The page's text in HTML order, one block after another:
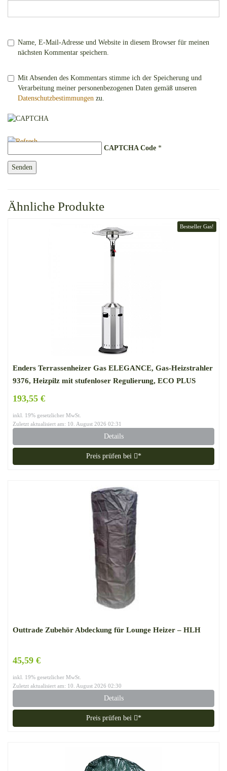
Name, E-Mail-Adresse und Website in diesem Browser für meinen
nächsten Kommentar speichern.
Mit Absenden des Kommentars stimme ich der Speicherung und
Verarbeitung meiner personenbezogenen Daten gemäß unseren
Datenschutzbestimmungen zu.
CAPTCHA Code *
Ähnliche Produkte
Bestseller Gas!
Enders Terrassenheizer Gas ELEGANCE, Gas-Heizstrahler
9376, Heizpilz mit stufenloser Regulierung, ECO PLUS
193,55 €
inkl. 19% gesetzlicher MwSt.
Zuletzt aktualisiert am: 10. August 2026 02:31
Details
Preis prüfen bei *
Outtrade Zubehör Abdeckung für Lounge Heizer – HLH
45,59 €
inkl. 19% gesetzlicher MwSt.
Zuletzt aktualisiert am: 10. August 2026 02:30
Details
Preis prüfen bei *